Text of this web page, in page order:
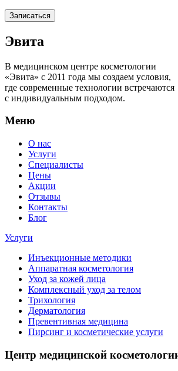
Записаться
Эвита
В медицинском центре косметологии
«Эвита» с 2011 года мы создаем условия,
где современные технологии встречаются
с индивидуальным подходом.
Меню
О нас
Услуги
Специалисты
Цены
Акции
Отзывы
Контакты
Блог
Услуги
Инъекционные методики
Аппаратная косметология
Уход за кожей лица
Комплексный уход за телом
Трихология
Дерматология
Превентивная медицина
Пирсинг и косметические услуги
Центр медицинской